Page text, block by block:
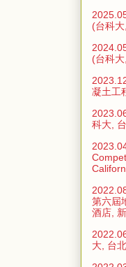
(台科
(台科
凝土工
科大,
第六屆
酒店,
大, 台